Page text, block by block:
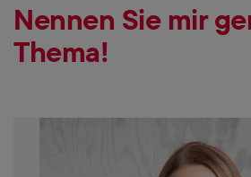
Nennen Sie mir
Thema!